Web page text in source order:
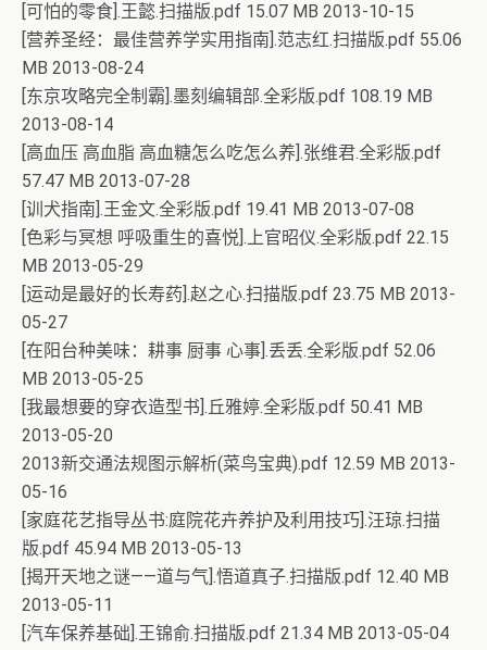
[可怕的零食].王懿.扫描版.pdf 15.07 MB 2013-10-15
[营养圣经：最佳营养学实用指南].范志红.扫描版.pdf 55.06
MB 2013-08-24
[东京攻略完全制霸].墨刻编辑部.全彩版.pdf 108.19 MB
2013-08-14
[高血压 高血脂 高血糖怎么吃怎么养].张维君.全彩版.pdf
57.47 MB 2013-07-28
[训犬指南].王金文.全彩版.pdf 19.41 MB 2013-07-08
[色彩与冥想 呼吸重生的喜悦].上官昭仪.全彩版.pdf 22.15
MB 2013-05-29
[运动是最好的长寿药].赵之心.扫描版.pdf 23.75 MB 2013-
05-27
[在阳台种美味：耕事 厨事 心事].丢丢.全彩版.pdf 52.06
MB 2013-05-25
[我最想要的穿衣造型书].丘雅婷.全彩版.pdf 50.41 MB
2013-05-20
2013新交通法规图示解析(菜鸟宝典).pdf 12.59 MB 2013-
05-16
[家庭花艺指导丛书:庭院花卉养护及利用技巧].汪琼.扫描
版.pdf 45.94 MB 2013-05-13
[揭开天地之谜——道与气].悟道真子.扫描版.pdf 12.40 MB
2013-05-11
[汽车保养基础].王锦俞.扫描版.pdf 21.34 MB 2013-05-04